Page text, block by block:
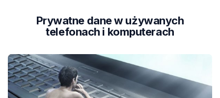
Prywatne dane w używanych
telefonach i komputerach